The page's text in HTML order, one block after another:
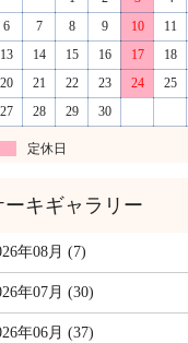
6
7 8 9 10 11
13
14 15 16 17 18
20
21 22 23 24 25
27
28 29 30
定休日
年08月 (7)
年07月 (30)
年06月 (37)